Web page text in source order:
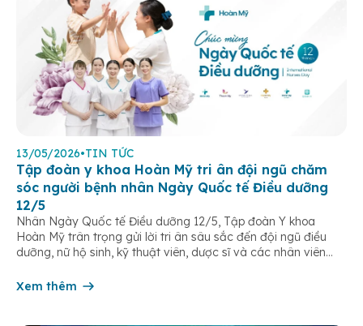
13/05/2026•TIN TỨC
Tập đoàn y khoa Hoàn Mỹ tri ân đội ngũ chăm
sóc người bệnh nhân Ngày Quốc tế Điều dưỡng
12/5
Nhân Ngày Quốc tế Điều dưỡng 12/5, Tập đoàn Y khoa
Hoàn Mỹ trân trọng gửi lời tri ân sâu sắc đến đội ngũ điều
dưỡng, nữ hộ sinh, kỹ thuật viên, dược sĩ và các nhân viên
âm thầm đồng hành trên […]
Xem thêm